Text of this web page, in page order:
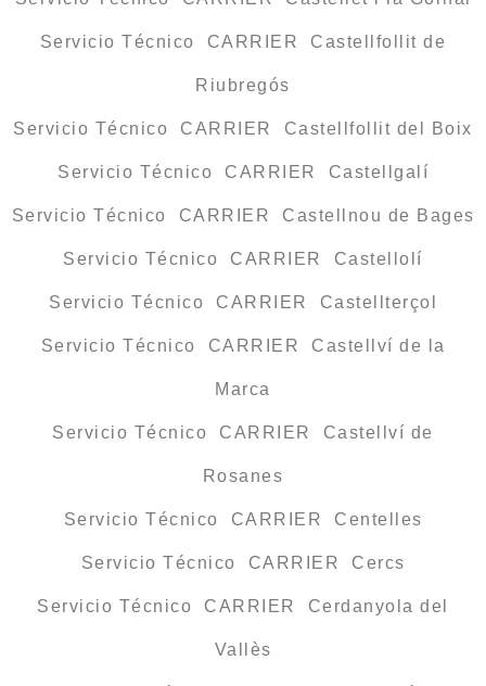
Servicio Técnico CARRIER Castellfollit de
Riubregós
Servicio Técnico CARRIER Castellfollit del Boix
Servicio Técnico CARRIER Castellgalí
Servicio Técnico CARRIER Castellnou de Bages
Servicio Técnico CARRIER Castellolí
Servicio Técnico CARRIER Castellterçol
Servicio Técnico CARRIER Castellví de la
Marca
Servicio Técnico CARRIER Castellví de
Rosanes
Servicio Técnico CARRIER Centelles
Servicio Técnico CARRIER Cercs
Servicio Técnico CARRIER Cerdanyola del
Vallès